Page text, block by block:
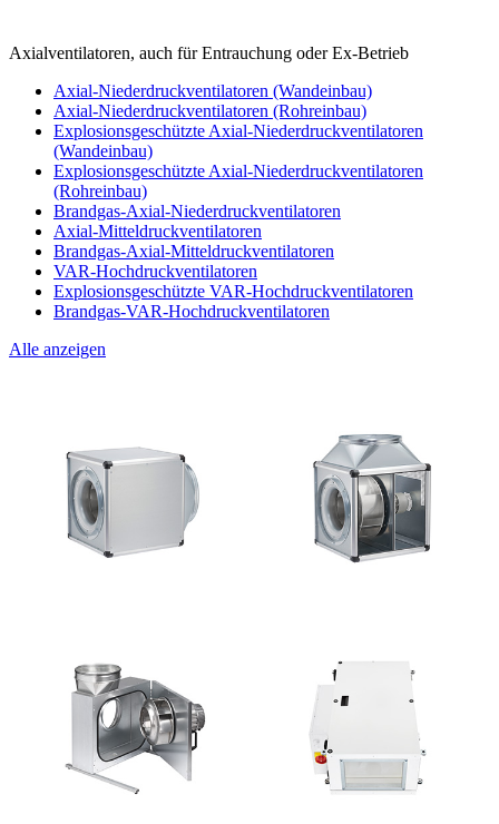
Axialventilatoren, auch für Entrauchung oder Ex-Betrieb
Axial-Niederdruckventilatoren (Wandeinbau)
Axial-Niederdruckventilatoren (Rohreinbau)
Explosionsgeschützte Axial-Niederdruckventilatoren
(Wandeinbau)
Explosionsgeschützte Axial-Niederdruckventilatoren
(Rohreinbau)
Brandgas-Axial-Niederdruckventilatoren
Axial-Mitteldruckventilatoren
Brandgas-Axial-Mitteldruckventilatoren
VAR-Hochdruckventilatoren
Explosionsgeschützte VAR-Hochdruckventilatoren
Brandgas-VAR-Hochdruckventilatoren
Alle anzeigen